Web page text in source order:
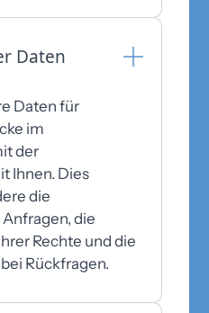
Daten
Daten für
im
der
Ihnen. Dies
die
die
Rechte und die
Rückfragen.